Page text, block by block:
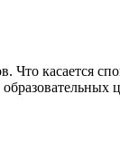
касается